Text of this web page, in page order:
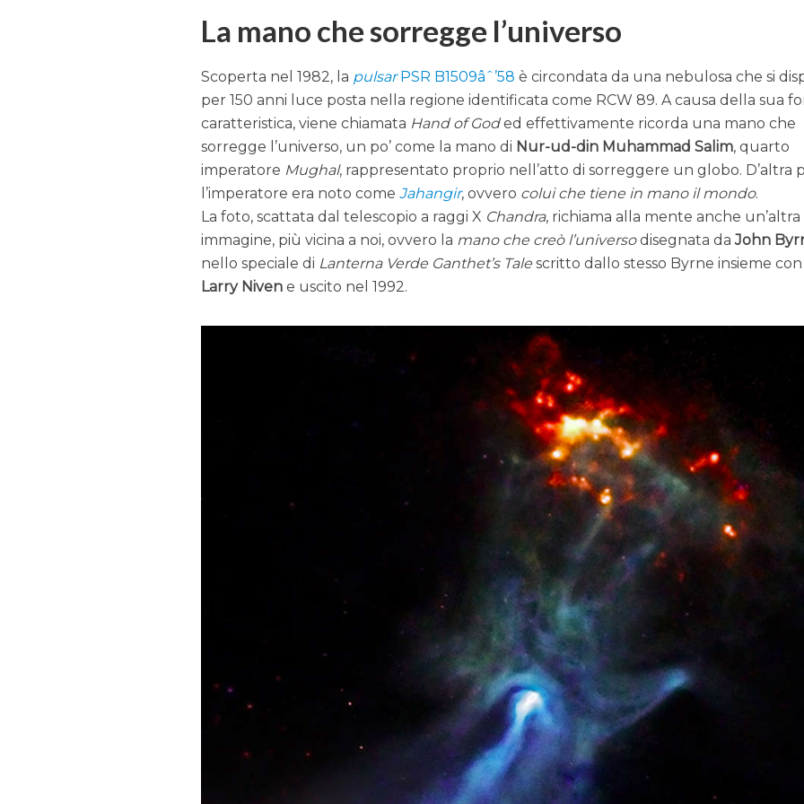
La mano che sorregge l’universo
Scoperta nel 1982, la pulsarPSR B1509âˆ’58 è circondata da una nebulosa che si
per 150 anni luce posta nella regione identificata come RCW 89. A causa della sua
caratteristica, viene chiamata Hand of Goded effettivamente ricorda una mano che
sorregge l’universo, un po’ come la mano di Nur-ud-din Muhammad Salim, quarto
imperatore Mughal, rappresentato proprio nell’atto di sorreggere un globo. D’altra
l’imperatore era noto comeJahangir, ovvero colui che tiene in mano il mondo.
La foto, scattata dal telescopio a raggi X Chandra, richiama alla mente anche un’altra
immagine, più vicina a noi, ovvero la mano che creò l’universodisegnata daJohn
nello speciale di Lanterna Verde Ganthet’s Tale scritto dallo stesso Byrne insieme con
Larry Niven e uscito nel 1992.